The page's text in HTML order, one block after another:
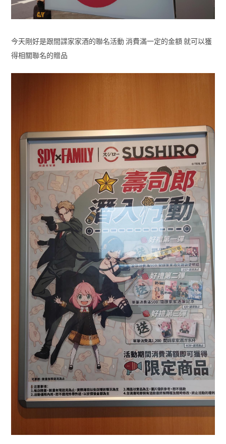
今天剛好是跟間諜家家酒的聯名活動 消費滿一定的金額 就可以獲
得相關聯名的贈品